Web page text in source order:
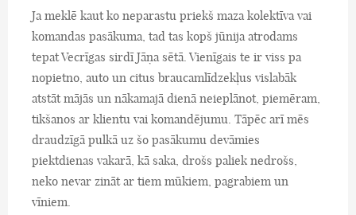
Ja meklē kaut ko neparastu priekš maza kolektīva vai
komandas pasākuma, tad tas kopš jūnija atrodams
tepat Vecrīgas sirdī Jāņa sētā. Vienīgais te ir viss pa
nopietno, auto un citus braucamlīdzekļus vislabāk
atstāt mājās un nākamajā dienā neieplānot, piemēram,
tikšanos ar klientu vai komandējumu. Tāpēc arī mēs
draudzīgā pulkā uz šo pasākumu devāmies
piektdienas vakarā, kā saka, drošs paliek nedrošs,
neko nevar zināt ar tiem mūkiem, pagrabiem un
vīniem.